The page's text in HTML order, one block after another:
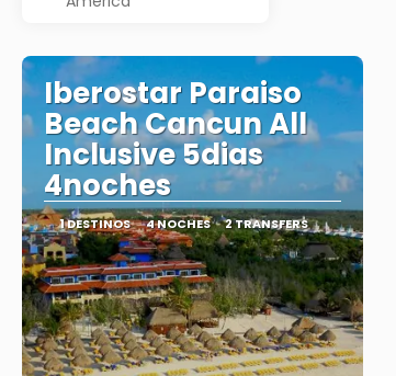
Iberostar Paraiso
Beach Cancun All
Inclusive 5dias
4noches
1 DESTINOS 4 NOCHES 2 TRANSFERS